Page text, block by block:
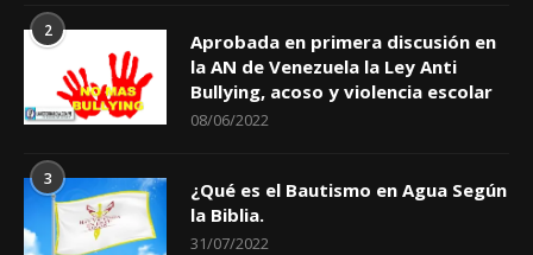
2
Aprobada en primera discusión en
la AN de Venezuela la Ley Anti
Bullying, acoso y violencia escolar
08/06/2022
3
¿Qué es el Bautismo en Agua Según
la Biblia.
31/07/2022